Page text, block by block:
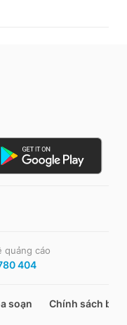
quảng cáo
404
soạn Chính sách bảo